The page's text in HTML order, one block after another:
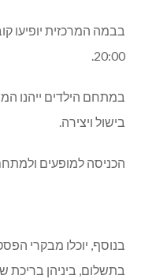
20:00.
במתחם הילדים ייהנו
בישול ויצירה.
הכניסה למופעים
בנוסף, יוכלו מבקרי
בתשלום, ביניהן בריכת